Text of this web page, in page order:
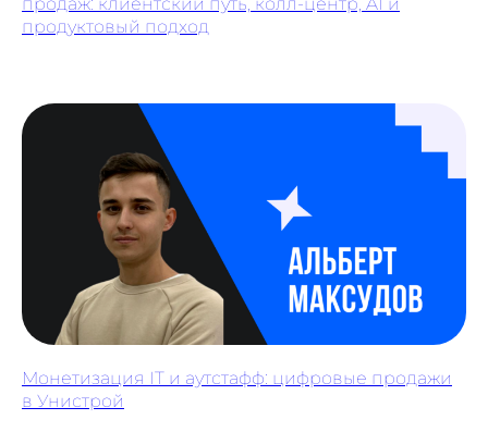
продуктовый подход
Монетизация IT и аутстафф: цифровые продажи
в Унистрой